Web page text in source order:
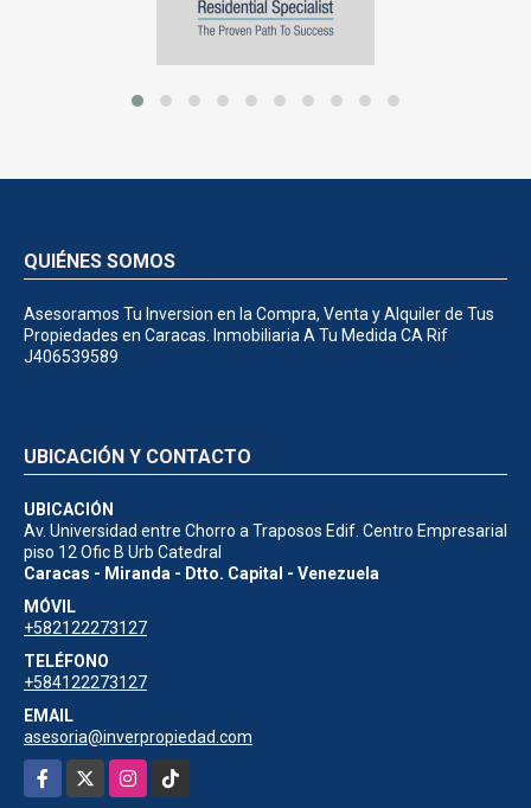
QUIÉNES SOMOS
Asesoramos Tu Inversion en la Compra, Venta y Alquiler de Tus
Propiedades en Caracas. Inmobiliaria A Tu Medida CA Rif
J406539589
UBICACIÓN Y CONTACTO
UBICACIÓN
Av. Universidad entre Chorro a Traposos Edif. Centro Empresarial
piso 12 Ofic B Urb Catedral
Caracas - Miranda - Dtto. Capital - Venezuela
MÓVIL
+582122273127
TELÉFONO
+584122273127
EMAIL
asesoria@inverpropiedad.com
Facebook
InstagramTikTok